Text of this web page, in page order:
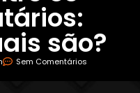
são?
Sem Comentários